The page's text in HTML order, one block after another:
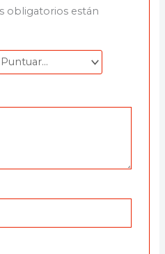
obligatorios están